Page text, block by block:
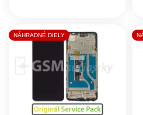
NÁHRADNÉ DIELY